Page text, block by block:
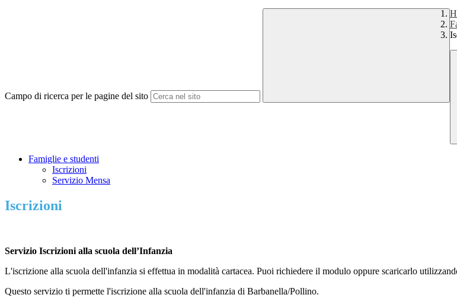
Campo di ricerca per le pagine del sito
Famiglie e studenti
Iscrizioni
Servizio Mensa
Iscrizioni
Servizio Iscrizioni alla scuola dell’Infanzia
L'iscrizione alla scuola dell'infanzia si effettua in modalità cartacea. Puoi richiedere il modulo oppure scaricarlo
Questo servizio ti permette l'iscrizione alla scuola dell'infanzia di Barbanella/Pollino.